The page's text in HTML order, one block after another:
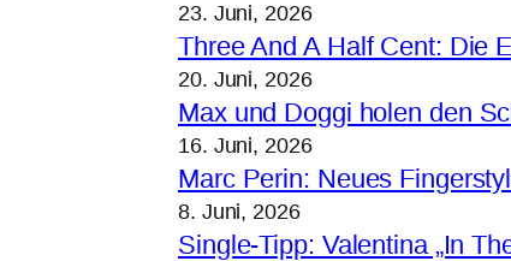
23. Juni, 2026
Three And A Half Cent: Die
20. Juni, 2026
Max und Doggi holen den
16. Juni, 2026
Marc Perin: Neues
8. Juni, 2026
Single-Tipp: Valentina „In